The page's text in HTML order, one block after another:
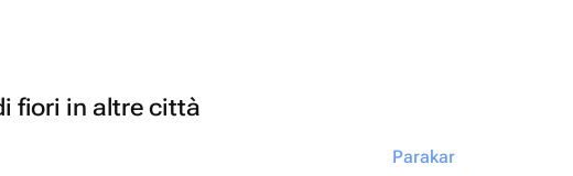
fiori in altre città
Parakar